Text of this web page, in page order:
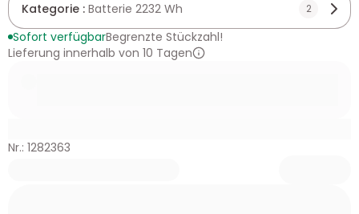
Kategorie : Batterie 2232 Wh 2
Sofort verfügbarBegrenzte Stückzahl!
Lieferung innerhalb von 10 Tagen
Nr.: 1282363